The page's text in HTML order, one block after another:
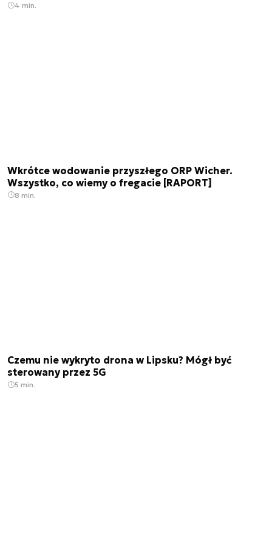
4 min.
Wkrótce wodowanie przyszłego ORP Wicher.
Wszystko, co wiemy o fregacie [RAPORT]
8 min.
Czemu nie wykryto drona w Lipsku? Mógł być
sterowany przez 5G
5 min.